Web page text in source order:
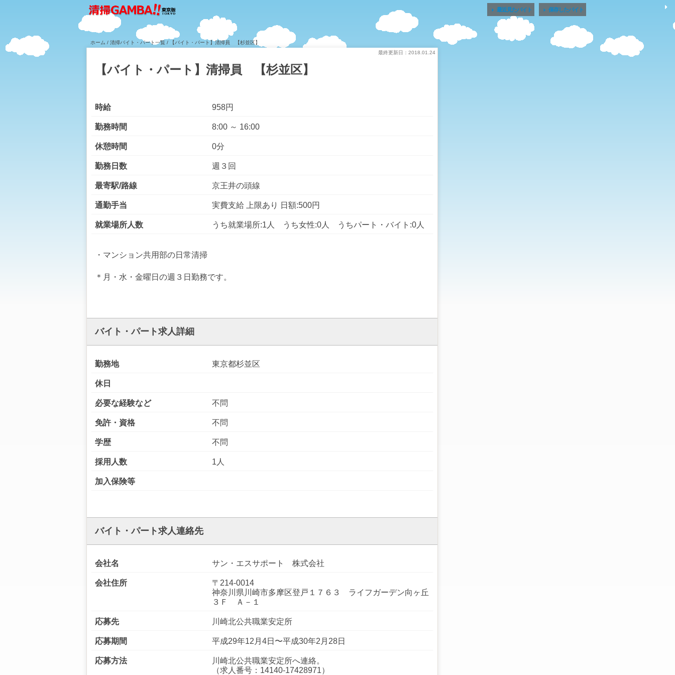
 最近見たバイト  保存したバイト
ホーム / 清掃バイト・パート一覧 / 【バイト・パート】清掃員 【杉並区】
最終更新日：2018.01.24
【バイト・パート】清掃員 【杉並区】
時給 958円
勤務時間 8:00 ～ 16:00
休憩時間 0分
勤務日数 週３回
最寄駅/路線 京王井の頭線
通勤手当 実費支給 上限あり 日額:500円
就業場所人数 うち就業場所:1人 うち女性:0人 うちパート・バイト:0人
・マンション共用部の日常清掃
＊月・水・金曜日の週３日勤務です。
バイト・パート求人詳細
勤務地 東京都杉並区
休日
必要な経験など 不問
免許・資格 不問
学歴 不問
採用人数 1人
加入保険等
バイト・パート求人連絡先
会社名 サン・エスサポート 株式会社
会社住所
〒214-0014
神奈川県川崎市多摩区登戸１７６３ ライフガーデン向ヶ丘
３Ｆ Ａ－１
応募先 川崎北公共職業安定所
応募期間 平成29年12月4日〜平成30年2月28日
応募方法
川崎北公共職業安定所へ連絡。
（求人番号：14140-17428971）